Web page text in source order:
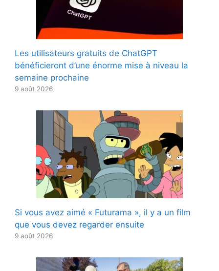
Les utilisateurs gratuits de ChatGPT
bénéficieront d’une énorme mise à niveau la
semaine prochaine
9 août 2026
Si vous avez aimé « Futurama », il y a un film
que vous devez regarder ensuite
9 août 2026